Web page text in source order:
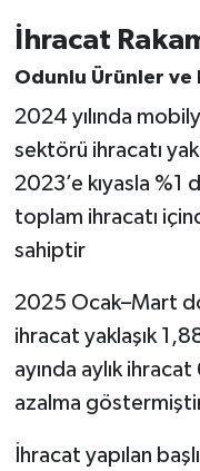
İhracat
Odunlu Ürünler ve
2024 yılında
sektörü ihracatı
2023’e kıyasla
toplam ihracatı
sahiptir
2025 Ocak–Mart
ihracat yaklaşık
ayında aylık
azalma
İhracat yapılan